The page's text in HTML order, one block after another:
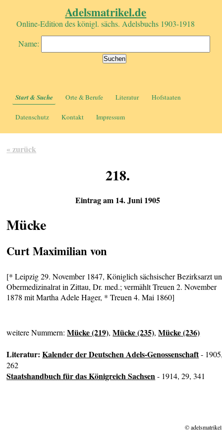
Adelsmatrikel.de
Online-Edition des königl. sächs. Adelsbuchs 1903-1918
Name:
Start & Suche Orte & Berufe Literatur Hofstaaten
Datenschutz Kontakt Impressum
« zurück
218.
Eintrag am 14. Juni 1905
Mücke
Curt Maximilian von
[* Leipzig 29. November 1847, Königlich sächsischer Bezirksarzt
Obermedizinalrat in Zittau, Dr. med.; vermählt Treuen 2. November
1878 mit Martha Adele Hager, * Treuen 4. Mai 1860]
weitere Nummern:Mücke (219),Mücke (235),Mücke (236)
Literatur:Kalender der Deutschen Adels-Genossenschaft-
262
Staatshandbuch für das Königreich Sachsen - 1914, 29, 341
©